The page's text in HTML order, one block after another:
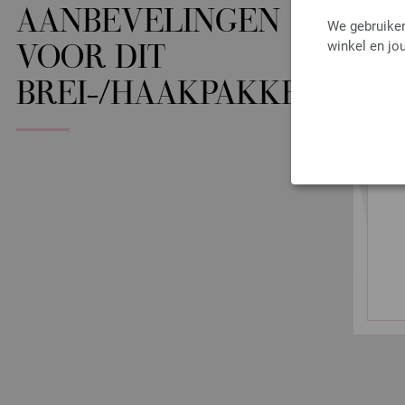
We
winkel en
AANBEVELINGEN
VOOR DIT
BREI-/HAAKPAKKET